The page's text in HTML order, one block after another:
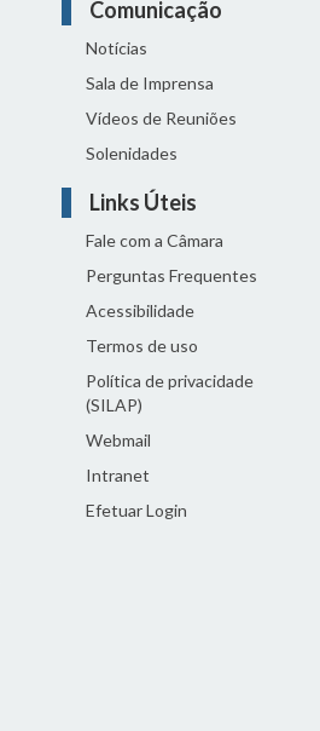
Comunicação
Notícias
Sala de Imprensa
Vídeos de Reuniões
Solenidades
Links Úteis
Fale com a Câmara
Perguntas Frequentes
Acessibilidade
Termos de uso
Política de privacidade
(SILAP)
Webmail
Intranet
Efetuar Login